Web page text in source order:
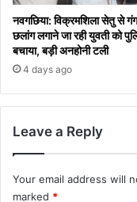
नवगछिया: विक्रमशिला सेतु से
छलांग लगाने जा रही युवती को
बचाया, बड़ी अनहोनी टली
4 days ago
Leave a Reply
Your email address will
marked *